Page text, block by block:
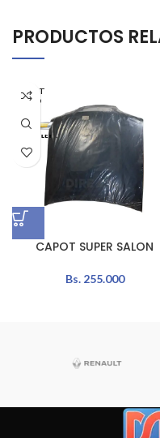
PRODUCTOS
AGOT
ADO
CAPOT SUPER SALON
Bs.255.000